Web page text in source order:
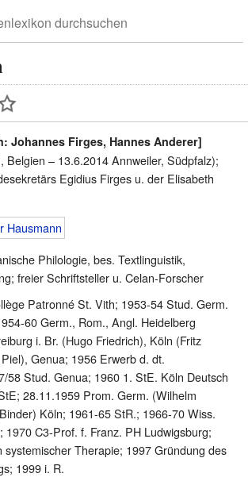
Johannes Firges, Hannes Anderer]
Belgien – 13.6.2014 Annweiler, Südpfalz);
Egidius Firges u. der Elisabeth
Hausmann
Philologie, bes. Textlinguistik,
freier Schriftsteller u. Celan-Forscher
Patronné St. Vith; 1953-54 Stud. Germ.
60 Germ., Rom., Angl. Heidelberg
i. Br. (Hugo Friedrich), Köln (Fritz
Genua; 1956 Erwerb d. dt.
58 Stud. Genua; 1960 1. StE. Köln Deutsch
28.11.1959 Prom. Germ. (Wilhelm
Köln; 1961-65 StR.; 1966-70 Wiss.
1970 C3-Prof. f. Franz. PH Ludwigsburg;
systemischer Therapie; 1997 Gründung des
1999 i. R.